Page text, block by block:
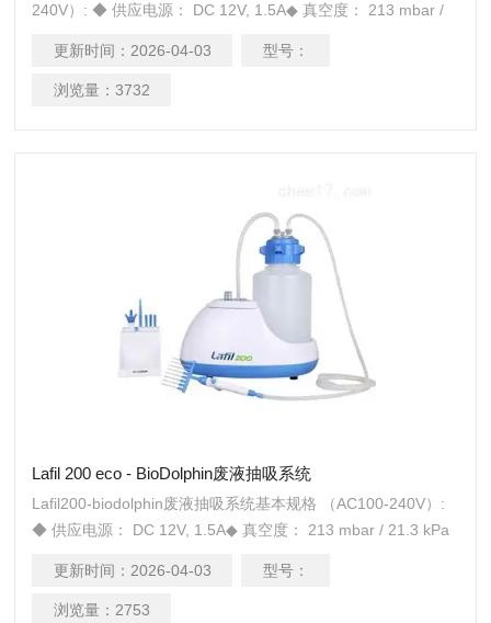
240V）: ◆ 供应电源： DC 12V, 1.5A◆ 真空度： 213 mbar /
mL/sec◆ 废液瓶: 4L PP瓶◆ 噪音值: 55 dB◆ 主机重量: 2.07
更新时间： 2026-04-03 型号：
浏览量： 3732
Lafil 200 eco - BioDolphin废液抽吸系统
Lafil200-biodolphin废液抽吸系统基本规格 （AC100-240V）:
◆ 供应电源： DC 12V, 1.5A◆ 真空度： 213 mbar / 21.3 kPa
液瓶: 4L PP瓶◆ 噪音值: &amp;amp;lt; 55 dB◆ 主机重量: 2.07
更新时间： 2026-04-03 型号：
浏览量： 2753